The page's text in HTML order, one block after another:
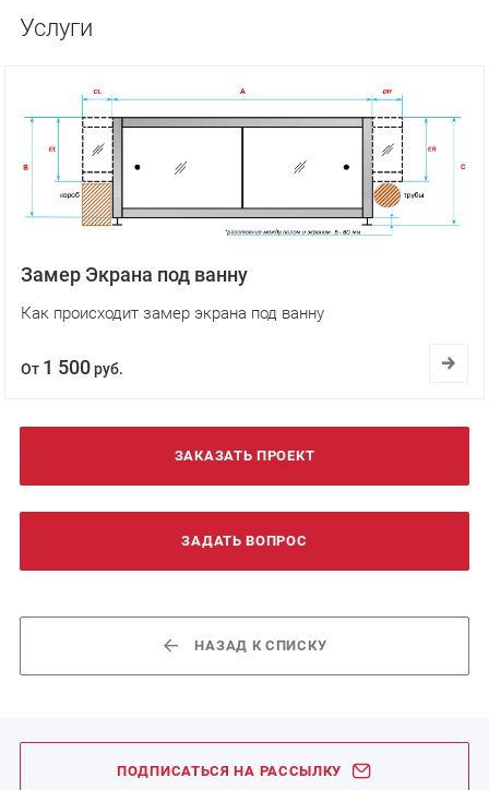
Услуги
Замер Экрана под ванну
Как происходит замер экрана под ванну
От 1 500руб.
ЗАКАЗАТЬ ПРОЕКТ
ЗАДАТЬ ВОПРОС
НАЗАД К СПИСКУ
ПОДПИСАТЬСЯ НА РАССЫЛКУ